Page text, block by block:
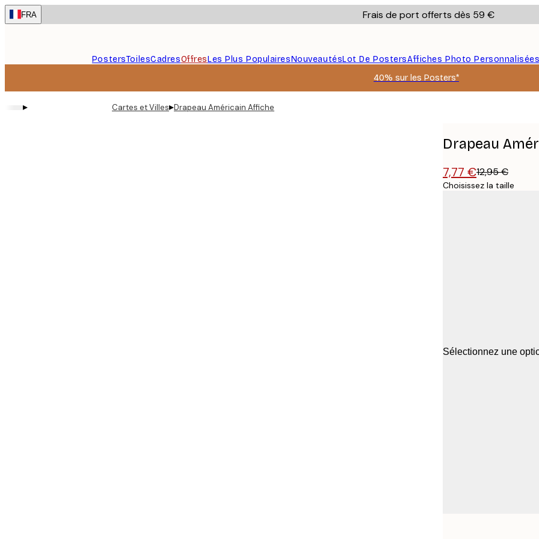
Skip
to
FRA Frais de port offerts dès 59 €
PostersToilesCadresOffresLes Plus PopulairesNouveautésLot De PostersAffiches Photo
40% sur les Posters*
▸ Cartes et Villes▸Drapeau Américain Affiche
Drapeau
7,77 €12,95 €
Choisissez la taille
Sélectionnez une